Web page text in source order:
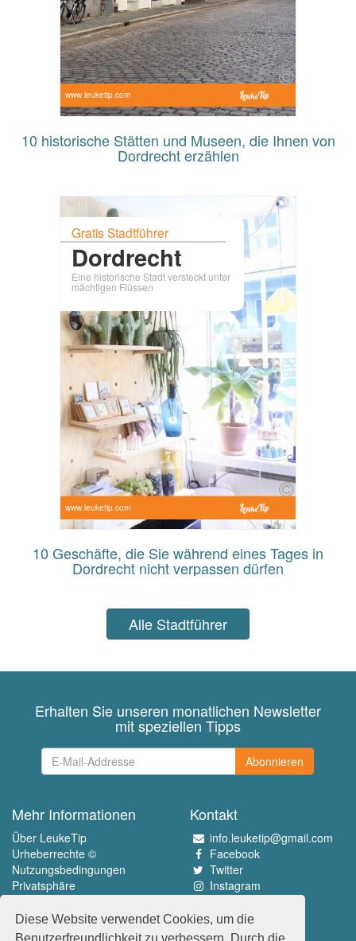
Diese Website verwendet Cookies, um die
Benutzerfreundlichkeit zu verbessern. Durch die
www.leuketip.com
10 historische Stätten und Museen, die Ihnen von
Dordrecht erzählen
Gratis Stadtführer
Dordrecht
Eine historische Stadt versteckt unter
mächtigen Flüssen
www.leuketip.com
10 Geschäfte, die Sie während eines Tages in
Dordrecht nicht verpassen dürfen
Alle Stadtführer
Erhalten Sie unseren monatlichen Newsletter
mit speziellen Tipps
Abonnieren
Mehr Informationen
Über LeukeTip
Urheberrechte ©
Nutzungsbedingungen
Privatsphäre
Kontakt
info.leuketip@gmail.com
Facebook
Twitter
Instagram
Erleben Sie das Beste